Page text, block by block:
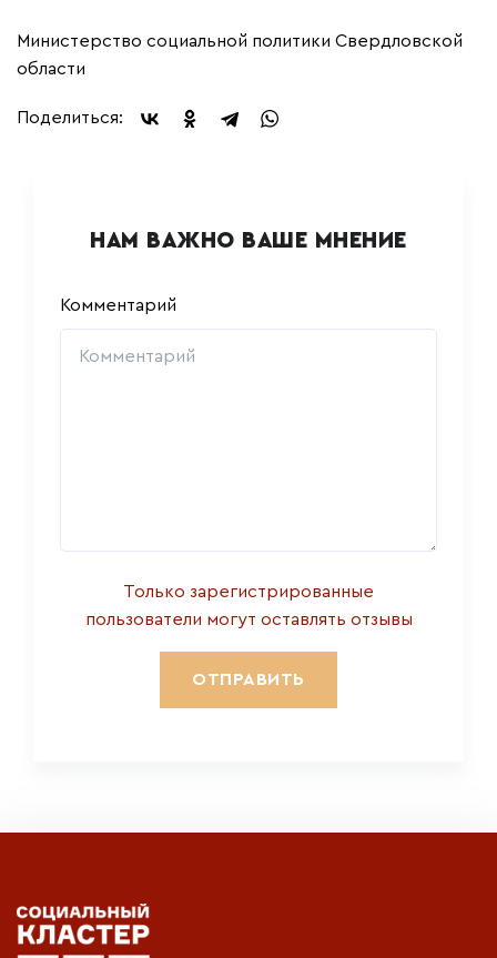
Министерство социальной политики Свердловской
области
Поделиться:
НАМ ВАЖНО ВАШЕ МНЕНИЕ
Комментарий
Только зарегистрированные
пользователи могут оставлять отзывы